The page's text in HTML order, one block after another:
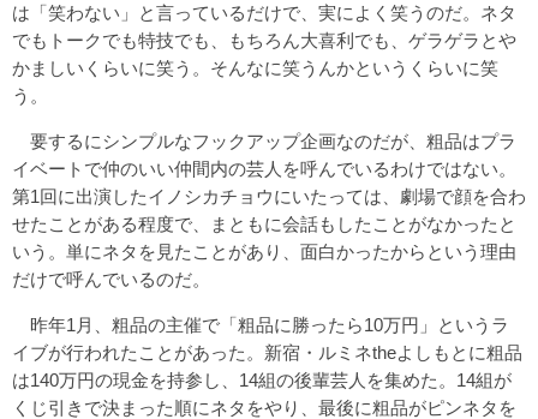
は「笑わない」と言っているだけで、実によく笑うのだ。ネタ
でもトークでも特技でも、もちろん大喜利でも、ゲラゲラとや
かましいくらいに笑う。そんなに笑うんかというくらいに笑
う。
要するにシンプルなフックアップ企画なのだが、粗品はプラ
イベートで仲のいい仲間内の芸人を呼んでいるわけではない。
第1回に出演したイノシカチョウにいたっては、劇場で顔を合わ
せたことがある程度で、まともに会話もしたことがなかったと
いう。単にネタを見たことがあり、面白かったからという理由
だけで呼んでいるのだ。
昨年1月、粗品の主催で「粗品に勝ったら10万円」というラ
イブが行われたことがあった。新宿・ルミネtheよしもとに粗品
は140万円の現金を持参し、14組の後輩芸人を集めた。14組が
くじ引きで決まった順にネタをやり、最後に粗品がピンネタを